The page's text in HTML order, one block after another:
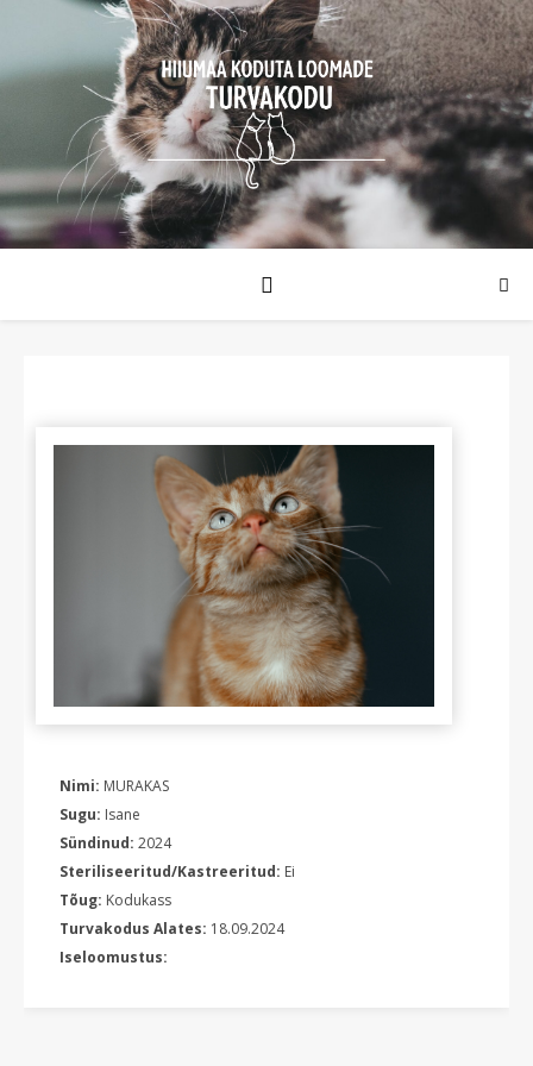
Nimi: MURAKAS
Sugu: Isane
Sündinud: 2024
Steriliseeritud/Kastreeritud: Ei
Tõug: Kodukass
Turvakodus Alates: 18.09.2024
Iseloomustus: